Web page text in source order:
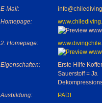
E-Mail:
Homepage:
2. Homepage:
Eigenschaften:
Erste Hilfe
Sauerstoff = Ja
Ausbildung:
PADI